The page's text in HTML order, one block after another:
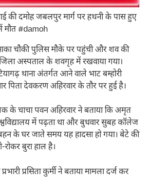
की दमोह जबलपुर मार्ग पर हथनी के पास हुए
मौत #damoh
चौकी पुलिस मौके पर पहुंची और शव की
अस्पताल के शवगृह में रखवाया गया।
थाना अंतर्गत आने वाले भाट बम्होरी
पिता देवकरण अहिरवार के तौर पर हुई है।
के चाचा पवन अहिरवार ने बताया कि अमृत
में पढ़ता था और बुधवार सुबह कॉलेज
के घर जाते समय यह हादसा हो गया। बेटे की
रोकर बुरा हाल है।
प्रसिता कुर्मी ने बताया मामला दर्ज कर